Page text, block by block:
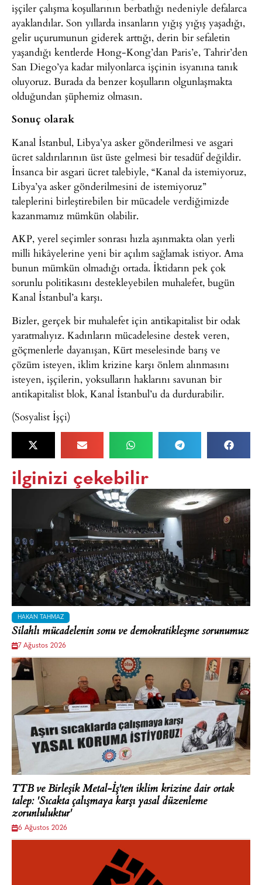
işçiler çalışma koşullarının berbatlığı nedeniyle defalarca
ayaklandılar. Son yıllarda insanların yığış yığış yaşadığı,
gelir uçurumunun giderek arttığı, derin bir sefaletin
yaşandığı kentlerde Hong-Kong’dan Paris’e, Tahrir’den
San Diego’ya kadar milyonlarca işçinin isyanına tanık
oluyoruz. Burada da benzer koşulların olgunlaşmakta
olduğundan şüphemiz olmasın.
Sonuç olarak
Kanal İstanbul, Libya’ya asker gönderilmesi ve asgari
ücret saldırılarının üst üste gelmesi bir tesadüf değildir.
İnsanca bir asgari ücret talebiyle, “Kanal da istemiyoruz,
Libya’ya asker gönderilmesini de istemiyoruz”
taleplerini birleştirebilen bir mücadele verdiğimizde
kazanmamız mümkün olabilir.
AKP, yerel seçimler sonrası hızla aşınmakta olan yerli
milli hikâyelerine yeni bir açılım sağlamak istiyor. Ama
bunun mümkün olmadığı ortada. İktidarın pek çok
sorunlu politikasını destekleyebilen muhalefet, bugün
Kanal İstanbul’a karşı.
Bizler, gerçek bir muhalefet için antikapitalist bir odak
yaratmalıyız. Kadınların mücadelesine destek veren,
göçmenlerle dayanışan, Kürt meselesinde barış ve
çözüm isteyen, iklim krizine karşı önlem alınmasını
isteyen, işçilerin, yoksulların haklarını savunan bir
antikapitalist blok, Kanal İstanbul’u da durdurabilir.
(Sosyalist İşçi)
ilginizi çekebilir
HAKAN TAHMAZ
Silahlı mücadelenin sonu ve demokratikleşme sorunumuz
7 Ağustos 2026
TTB ve Birleşik Metal-İş'ten iklim krizine dair ortak
talep: 'Sıcakta çalışmaya karşı yasal düzenleme
zorunluluktur'
6 Ağustos 2026